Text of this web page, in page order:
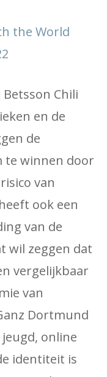
the World
Chili
en de
de
te winnen door
van
ook een
van de
wil zeggen dat
vergelijkbaar
van
Dortmund
online
identiteit is